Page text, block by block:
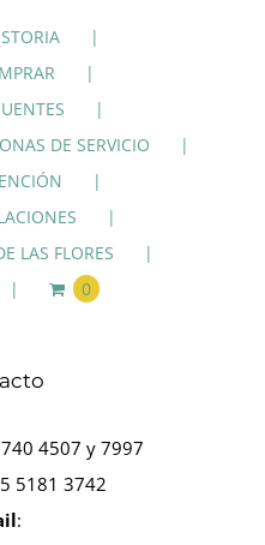
DE SERVICIO
LAS FLORES
0
4507 y 7997
5181 3742
: